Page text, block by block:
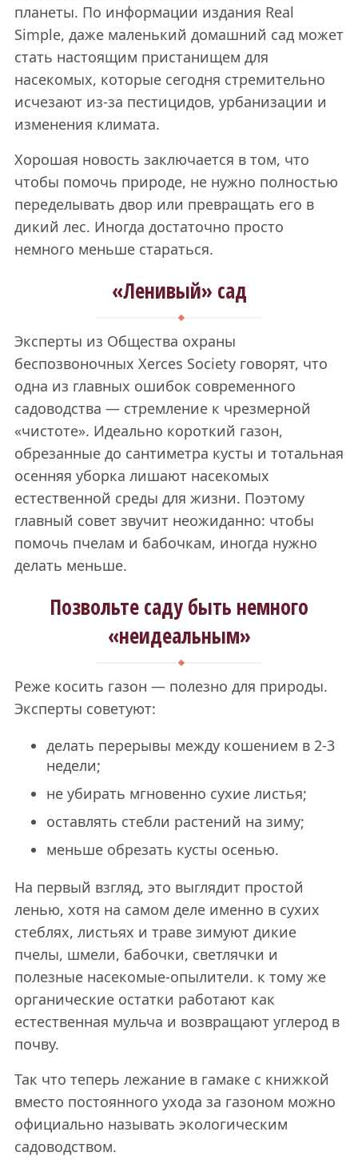
планеты. По информации издания Real
Simple, даже маленький домашний сад может
стать настоящим пристанищем для
насекомых, которые сегодня стремительно
исчезают из-за пестицидов, урбанизации и
изменения климата.
Хорошая новость заключается в том, что
чтобы помочь природе, не нужно полностью
переделывать двор или превращать его в
дикий лес. Иногда достаточно просто
немного меньше стараться.
«Ленивый» сад
Эксперты из Общества охраны
беспозвоночных Xerces Society говорят, что
одна из главных ошибок современного
садоводства — стремление к чрезмерной
«чистоте». Идеально короткий газон,
обрезанные до сантиметра кусты и тотальная
осенняя уборка лишают насекомых
естественной среды для жизни. Поэтому
главный совет звучит неожиданно: чтобы
помочь пчелам и бабочкам, иногда нужно
делать меньше.
Позвольте саду быть немного
«неидеальным»
Реже косить газон — полезно для природы.
Эксперты советуют:
делать перерывы между кошением в 2-3
недели;
не убирать мгновенно сухие листья;
оставлять стебли растений на зиму;
меньше обрезать кусты осенью.
На первый взгляд, это выглядит простой
ленью, хотя на самом деле именно в сухих
стеблях, листьях и траве зимуют дикие
пчелы, шмели, бабочки, светлячки и
полезные насекомые-опылители. к тому же
органические остатки работают как
естественная мульча и возвращают углерод в
почву.
Так что теперь лежание в гамаке с книжкой
вместо постоянного ухода за газоном можно
официально называть экологическим
садоводством.